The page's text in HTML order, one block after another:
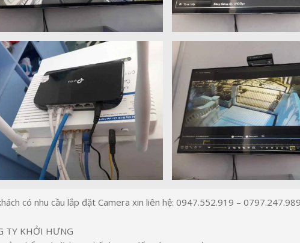
có nhu cầu lắp đặt Camera xin liên hệ: 0947.552.919 –
TY KHỞI HƯNG